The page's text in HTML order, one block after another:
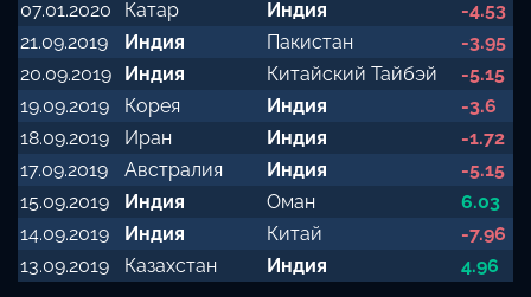
07.01.2020
Катар Индия
-4.53
21.09.2019
Индия Пакистан
-3.95
20.09.2019
Индия Китайский Тайбэй
-5.15
19.09.2019
Корея Индия
-3.6
18.09.2019
Иран Индия
-1.72
17.09.2019
Австралия Индия
-5.15
15.09.2019
Индия Оман
6.03
14.09.2019
Индия Китай
-7.96
13.09.2019
Казахстан Индия 4.96